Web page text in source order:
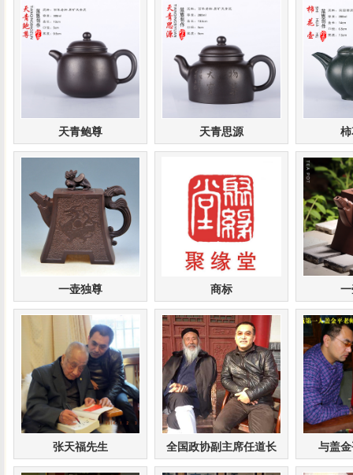
天青鲍尊 天青思源
一壶独尊 商标
张天福先生 全国政协副主席任道长 与盖